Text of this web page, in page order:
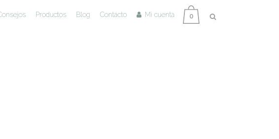
0
Productos Blog Contacto Mi cuenta